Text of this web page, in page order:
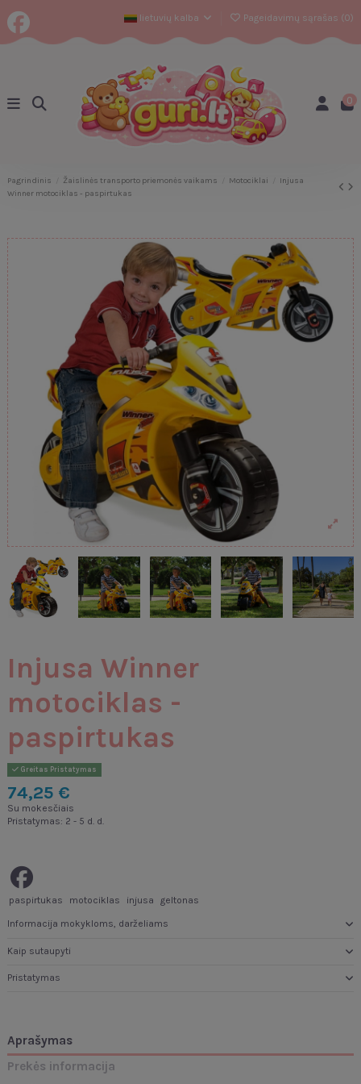
lietuvių kalba Pageidavimų sąrašas (0)
0
Pagrindinis Žaislinės transporto priemonės vaikams Motociklai
Injusa
Winner motociklas - paspirtukas
Injusa Winner
motociklas -
paspirtukas
Greitas Pristatymas
74,25 €
Su mokesčiais
Pristatymas: 2 - 5 d. d.
paspirtukas motociklas injusa geltonas
Informacija mokykloms, darželiams
Kaip sutaupyti
Pristatymas
Aprašymas
Prekės informacija